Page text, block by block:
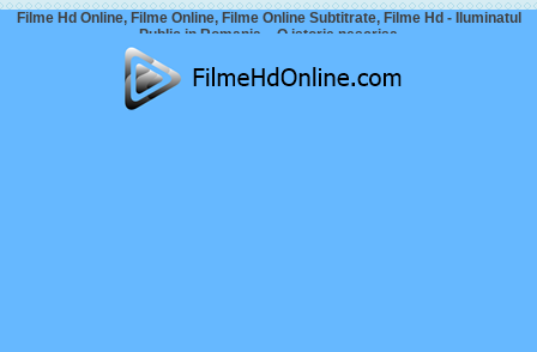
Filme Hd Online, Filme Online, Filme Online Subtitrate, Filme Hd - Iluminatul
Public in Romania – O istorie nescrisa